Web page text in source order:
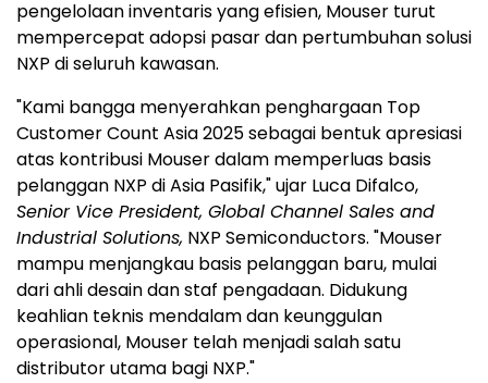
pengelolaan inventaris yang efisien, Mouser turut
mempercepat adopsi pasar dan pertumbuhan solusi
NXP di seluruh kawasan.
"Kami bangga menyerahkan penghargaan Top
Customer Count Asia 2025 sebagai bentuk apresiasi
atas kontribusi Mouser dalam memperluas basis
pelanggan NXP di Asia Pasifik," ujar Luca Difalco,
Senior Vice President, Global Channel Sales and
Industrial Solutions, NXP Semiconductors. "Mouser
mampu menjangkau basis pelanggan baru, mulai
dari ahli desain dan staf pengadaan. Didukung
keahlian teknis mendalam dan keunggulan
operasional, Mouser telah menjadi salah satu
distributor utama bagi NXP."